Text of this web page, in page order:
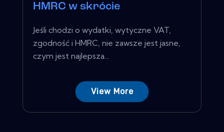
HMRC w skrócie
Jeśli chodzi o wydatki, wytyczne VAT,
zgodność i HMRC, nie zawsze jest jasne,
czym jest najlepsza...
View More